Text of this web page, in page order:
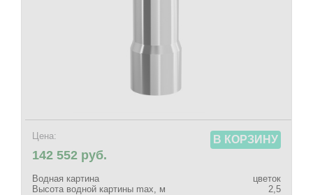
Цена:
142 552 руб.
В КОРЗИНУ
Водная картина
цветок
Высота водной картины max, м
2,5